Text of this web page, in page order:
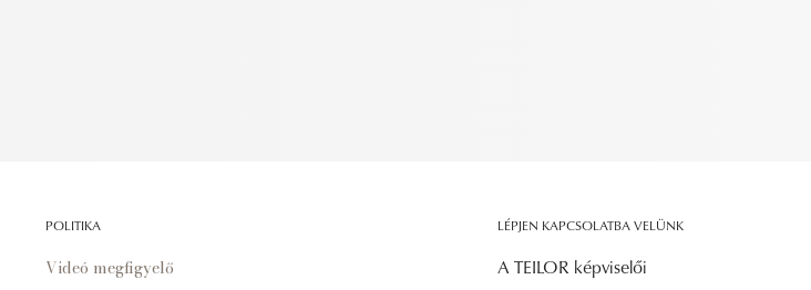
POLITIKA
Videó megfigyelő
LÉPJEN KAPCSOLATBA VELÜNK
A TEILOR képviselői